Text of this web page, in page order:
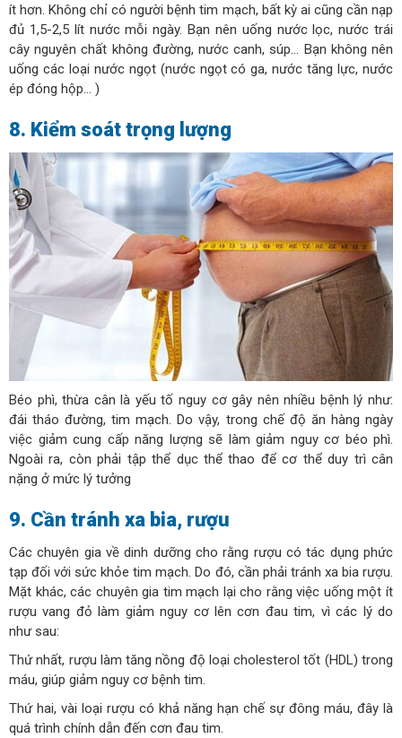
ít hơn. Không chỉ có người bệnh tim mạch, bất kỳ ai cũng cần nạp
đủ 1,5-2,5 lít nước mỗi ngày. Bạn nên uống nước lọc, nước trái
cây nguyên chất không đường, nước canh, súp… Bạn không nên
uống các loại nước ngọt (nước ngọt có ga, nước tăng lực, nước
ép đóng hộp… )
8. Kiểm soát trọng lượng
Béo phì, thừa cân là yếu tố nguy cơ gây nên nhiều bệnh lý như:
đái tháo đường, tim mạch. Do vậy, trong chế độ ăn hàng ngày
việc giảm cung cấp năng lượng sẽ làm giảm nguy cơ béo phì.
Ngoài ra, còn phải tập thể dục thể thao để cơ thể duy trì cân
nặng ở mức lý tưởng
9. Cần tránh xa bia, rượu
Các chuyên gia về dinh dưỡng cho rằng rượu có tác dụng phức
tạp đối với sức khỏe tim mạch. Do đó, cần phải tránh xa bia rượu.
Mặt khác, các chuyên gia tim mạch lại cho rằng việc uống một ít
rượu vang đỏ làm giảm nguy cơ lên cơn đau tim, vì các lý do
như sau:
Thứ nhất, rượu làm tăng nồng độ loại cholesterol tốt (HDL) trong
máu, giúp giảm nguy cơ bệnh tim.
Thứ hai, vài loại rượu có khả năng hạn chế sự đông máu, đây là
quá trình chính dẫn đến cơn đau tim.